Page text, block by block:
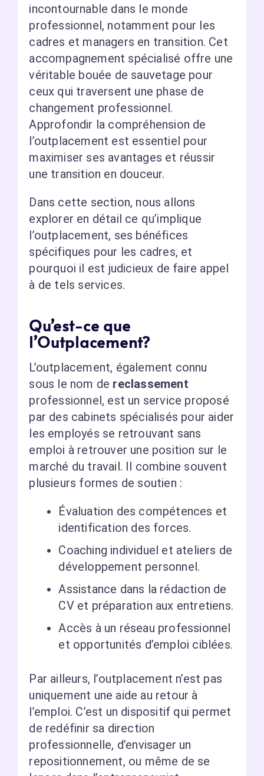
incontournable dans le monde
professionnel, notamment pour les
cadres et managers en transition. Cet
accompagnement spécialisé offre une
véritable bouée de sauvetage pour
ceux qui traversent une phase de
changement professionnel.
Approfondir la compréhension de
l’outplacement est essentiel pour
maximiser ses avantages et réussir
une transition en douceur.
Dans cette section, nous allons
explorer en détail ce qu’implique
l’outplacement, ses bénéfices
spécifiques pour les cadres, et
pourquoi il est judicieux de faire appel
à de tels services.
Qu’est-ce que
l’Outplacement?
L’outplacement, également connu
sous le nom de reclassement
professionnel, est un service proposé
par des cabinets spécialisés pour aider
les employés se retrouvant sans
emploi à retrouver une position sur le
marché du travail. Il combine souvent
plusieurs formes de soutien :
Évaluation des compétences et
identification des forces.
Coaching individuel et ateliers de
développement personnel.
Assistance dans la rédaction de
CV et préparation aux entretiens.
Accès à un réseau professionnel
et opportunités d’emploi ciblées.
Par ailleurs, l’outplacement n’est pas
uniquement une aide au retour à
l’emploi. C’est un dispositif qui permet
de redéfinir sa direction
professionnelle, d’envisager un
repositionnement, ou même de se